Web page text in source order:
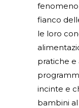
fenomeno
fianco
le loro
pratiche e
incinte e
bambini